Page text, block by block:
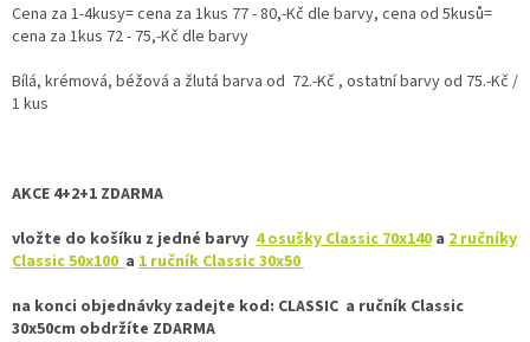
Cena za 1-4kusy= cena za 1kus 77 - 80,-Kč dle barvy, cena od 5kusů=
cena za 1kus 72 - 75,-Kč dle barvy
Bílá, krémová, béžová a žlutá barva od 72.-Kč , ostatní barvy od 75.-Kč /
1 kus
AKCE 4+2+1 ZDARMA
vložte do košíku z jedné barvy 4 osušky Classic 70x140 a 2 ručníky
Classic 50x100 a 1 ručník Classic 30x50
na konci objednávky zadejte kod: CLASSIC a ručník Classic
30x50cm obdržíte ZDARMA